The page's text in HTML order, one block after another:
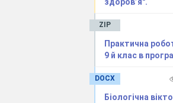
ZIP
Практична
9 й клас в
DOCX
Біологічна